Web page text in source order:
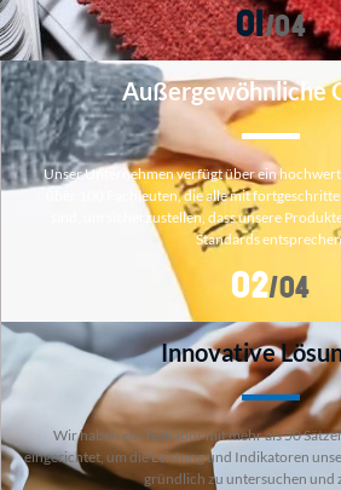
01/04
Außergewöhnliche
Unser Unternehmen verfügt über ein
über 100 Fachleuten, die alle mit
sind, um sicherzustellen, dass unsere
Standards
02/04
Innovative
Wir haben ein Testlabor mit mehr als 50
eingerichtet, um die Leistung und Indikatoren
gründlich zu untersuchen und